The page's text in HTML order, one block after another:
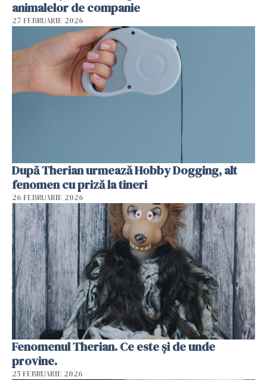
animalelor de companie
27 FEBRUARIE 2026
După Therian urmează Hobby Dogging, alt
fenomen cu priză la tineri
26 FEBRUARIE 2026
Fenomenul Therian. Ce este și de unde
provine.
25 FEBRUARIE 2026